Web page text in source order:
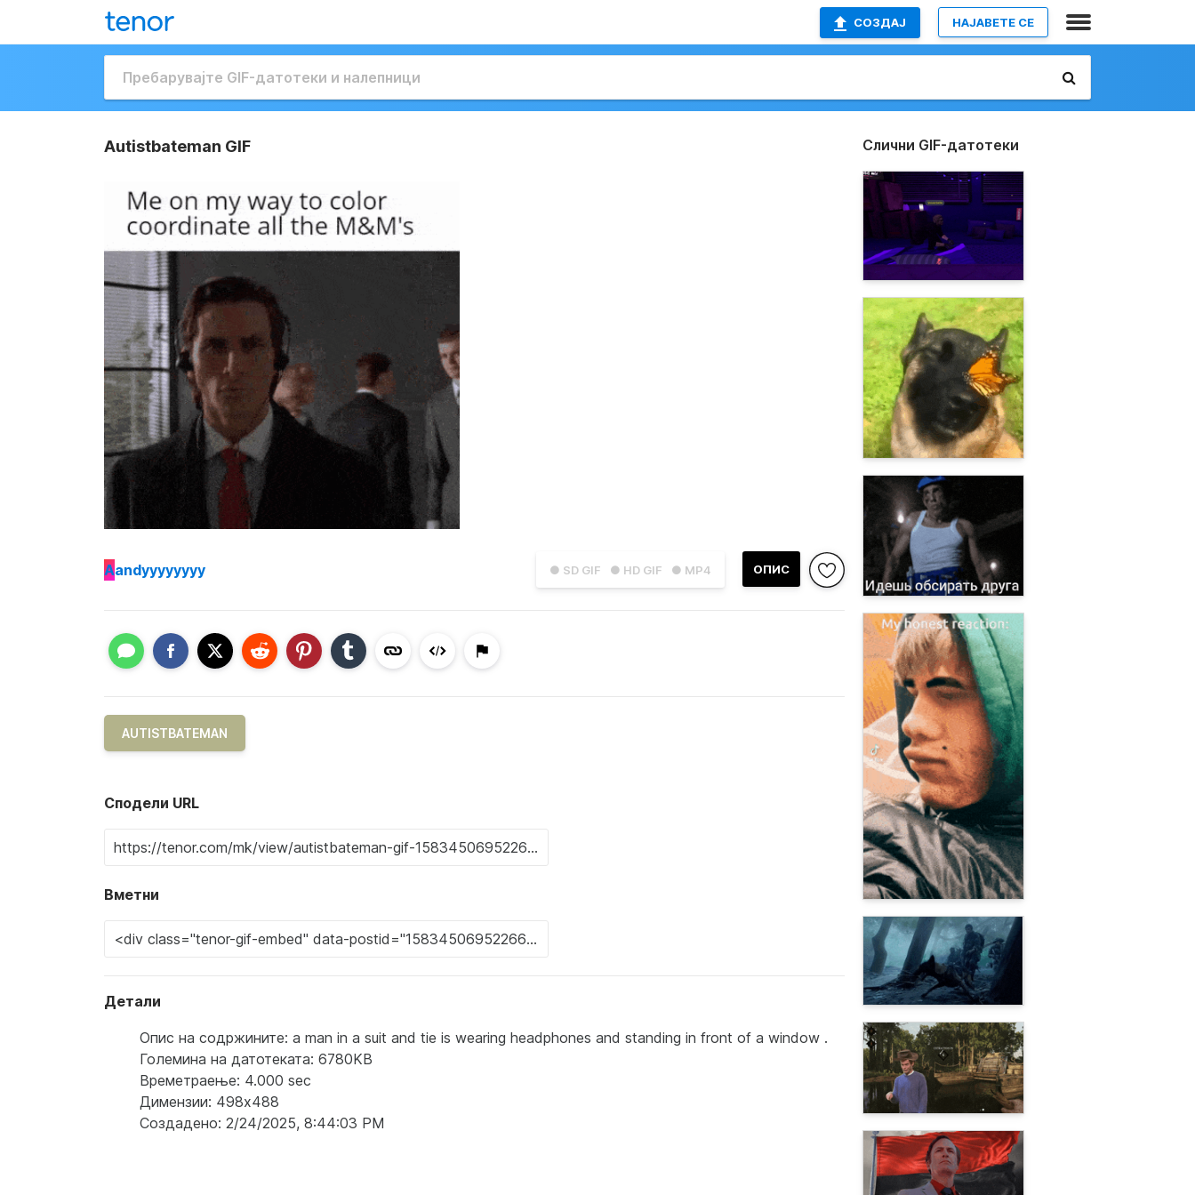
СОЗДАЈ НАЈАВETE СЕ
Autistbateman GIF
● SD GIF ● HD GIF ● MP4 ОПИС
Aandyyyyyyyy
AUTISTBATEMAN
Сподели URL
Вметни
Детали
Опис на содржините: a man in a suit and tie is wearing headphones and standing in front of a window .
Големина на датотеката: 6780KB
Времетраење: 4.000 sec
Димензии: 498x488
Создадено: 2/24/2025, 8:44:03 PM
Слични GIF-датотеки